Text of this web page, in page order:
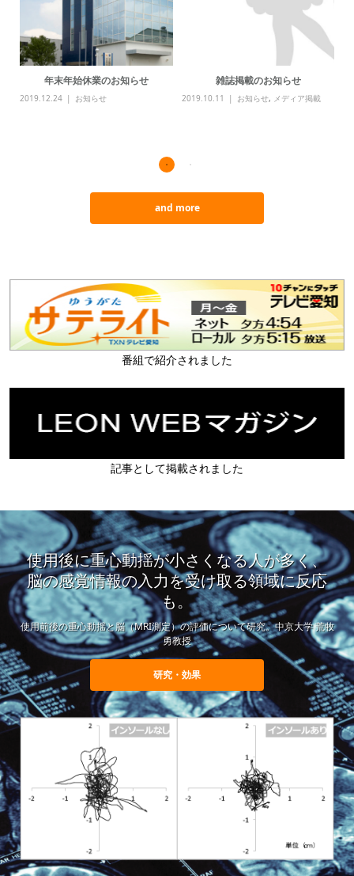
年末年始休業のお知らせ
2019.12.24
お知らせ
雑誌掲載のお知らせ
2019.10.11
お知らせ, メディア掲載
and more
番組で紹介されました
記事として掲載されました
使用後に重心動揺が小さくなる人が多く、
脳の感覚情報の入力を受け取る領域に反応
も。
使用前後の重心動揺と脳（MRI測定）の評価について研究。中京大学 荒牧
勇教授
研究・効果